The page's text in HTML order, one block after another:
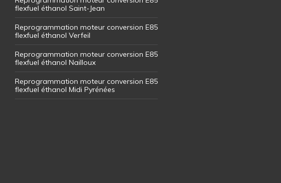
flexfuel éthanol Saint-Jean
Reprogrammation moteur conversion E85
flexfuel éthanol Verfeil
Reprogrammation moteur conversion E85
flexfuel éthanol Nailloux
Reprogrammation moteur conversion E85
flexfuel éthanol Midi Pyrénées